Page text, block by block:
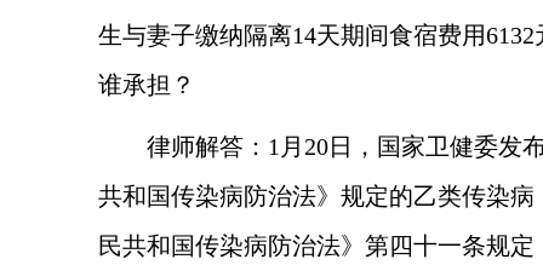
生与妻子缴纳隔离14天期间食宿费用
谁承担？
律师解答： 1月20日，国家卫健委发
共和国传染病防治法》规定的乙类传染
民共和国传染病防治法》第四十一条规